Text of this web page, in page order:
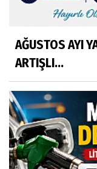
AĞUSTOS AYI
ARTIŞLI...